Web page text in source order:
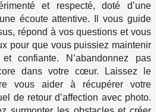
et respecté, doté d’une
écoute attentive. Il vous guide
répond à vos questions et vous
pour que vous puissiez maintenir
confiante. N’abandonnez pas
dans votre cœur. Laissez le
vous aider à récupérer votre
de retour d’affection avec photo.